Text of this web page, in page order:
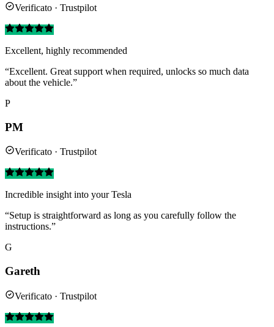
Verificato · Trustpilot
Excellent, highly recommended
“Excellent. Great support when required, unlocks so much data
about the vehicle.”
P
PM
Verificato · Trustpilot
Incredible insight into your Tesla
“Setup is straightforward as long as you carefully follow the
instructions.”
G
Gareth
Verificato · Trustpilot